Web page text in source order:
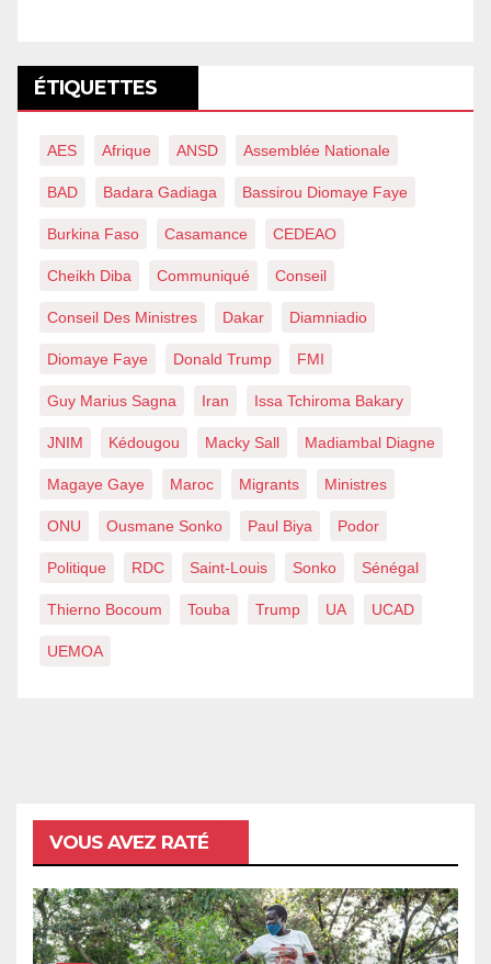
ÉTIQUETTES
AES Afrique ANSD Assemblée Nationale
BAD Badara Gadiaga Bassirou Diomaye Faye
Burkina Faso Casamance CEDEAO
Cheikh Diba Communiqué Conseil
Conseil Des Ministres Dakar Diamniadio
Diomaye Faye Donald Trump FMI
Guy Marius Sagna Iran Issa Tchiroma Bakary
JNIM Kédougou Macky Sall Madiambal Diagne
Magaye Gaye Maroc Migrants Ministres
ONU Ousmane Sonko Paul Biya Podor
Politique RDC Saint-Louis Sonko Sénégal
Thierno Bocoum Touba Trump UA UCAD
UEMOA
VOUS AVEZ RATÉ